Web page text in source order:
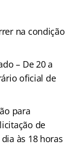
na condição
– De 20 a
oficial de
para
de
às 18 horas